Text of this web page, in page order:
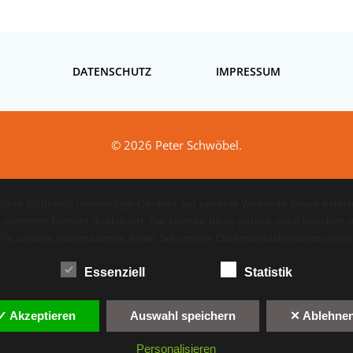
DATENSCHUTZ IMPRESSUM
© 2026 Peter Schwöbel.
Essenziell Statistik
Akzeptieren Auswahl speichern ✕
Personalisieren